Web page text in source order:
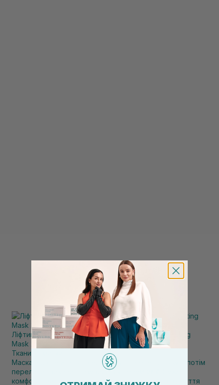
Ліфтинг маска з колагеном MEDICUBE Collagen Lifting
Mask 27 г
Тканинні маски
Маска відзначилась своєю кількістю есенції, яку я потім
перелила і використовувала, як серум 😅💰 Дуже
комфортний гель, який наровнював шкіру без відчуття